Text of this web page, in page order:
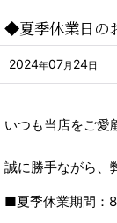
◆夏季休業日の
2024年07月 24日
いつも当店をご愛
誠に勝手ながら、
■夏季休業期間：